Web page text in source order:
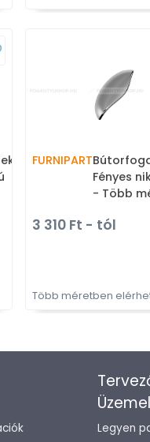
-
FURNIPART
Fényes
- Több
3 310 Ft - tól
Több méretben
Legyen